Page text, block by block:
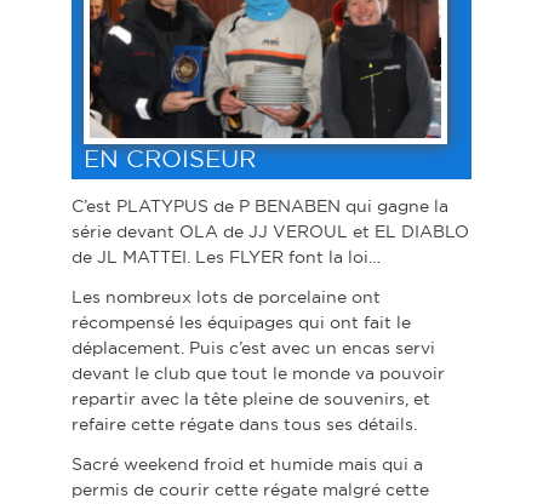
EN CROISEUR
C’est PLATYPUS de P BENABEN qui gagne la
série devant OLA de JJ VEROUL et EL DIABLO
de JL MATTEI. Les FLYER font la loi…
Les nombreux lots de porcelaine ont
récompensé les équipages qui ont fait le
déplacement. Puis c’est avec un encas servi
devant le club que tout le monde va pouvoir
repartir avec la tête pleine de souvenirs, et
refaire cette régate dans tous ses détails.
Sacré weekend froid et humide mais qui a
permis de courir cette régate malgré cette